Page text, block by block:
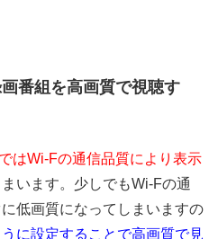
番組を高画質で視聴す
はWi-Fの通信品質により表示
います。少しでもWi-Fの通
低画質になってしまいますの
に設定することで高画質で見